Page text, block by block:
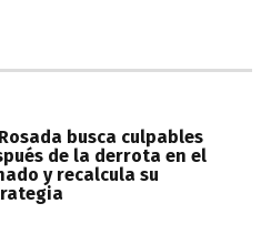
busca culpables
de la derrota en el
y recalcula su